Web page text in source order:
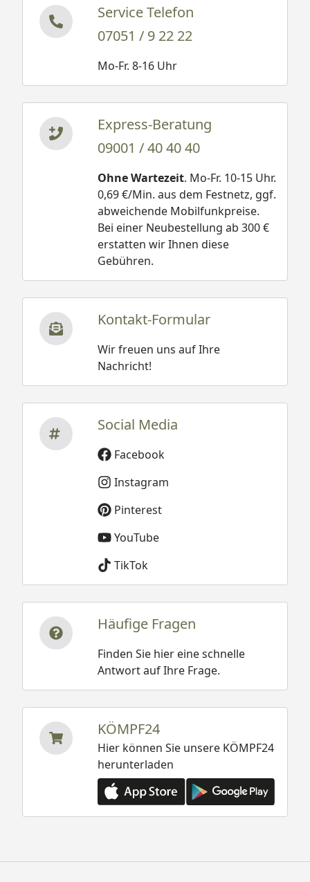
Service Telefon
07051 / 9 22 22
Mo-Fr. 8-16 Uhr
Express-Beratung
09001 / 40 40 40
Ohne Wartezeit. Mo-Fr. 10-15 Uhr.
0,69 €/Min. aus dem Festnetz, ggf.
abweichende Mobilfunkpreise.
Bei einer Neubestellung ab 300 €
erstatten wir Ihnen diese
Gebühren.
Kontakt-Formular
Wir freuen uns auf Ihre
Nachricht!
Social Media
Facebook
Instagram
Pinterest
YouTube
TikTok
Häufige Fragen
Finden Sie hier eine schnelle
Antwort auf Ihre Frage.
KÖMPF24
Hier können Sie unsere KÖMPF24
herunterladen